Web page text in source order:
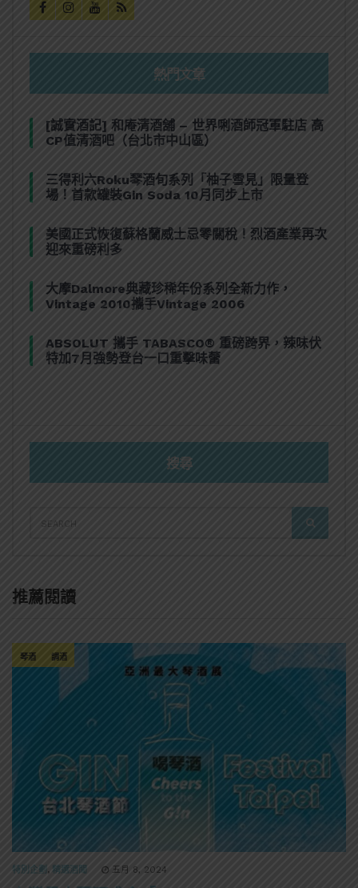
熱門文章
[誠實酒記] 和庵清酒舖 – 世界唎酒師冠軍駐店 高
CP值清酒吧（台北市中山區）
三得利六Roku琴酒旬系列「柚子雪見」限量登
場！首款罐裝Gin Soda 10月同步上市
美國正式恢復蘇格蘭威士忌零關稅！烈酒產業再次
迎來重磅利多
大摩Dalmore典藏珍稀年份系列全新力作，
Vintage 2010攜手Vintage 2006
ABSOLUT 攜手 TABASCO® 重磅跨界，辣味伏
特加7月強勢登台一口重擊味蕾
搜尋
FOR:
SEARCH
推薦閱讀
琴酒 調酒
特別企劃 , 精選酒聞 五月 8, 2024